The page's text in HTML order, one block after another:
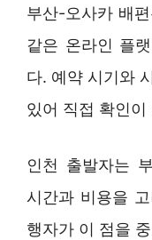
부산-오사카 배
같은 온라인 플
다. 예약 시기와
있어 직접 확인이
인천 출발자는
시간과 비용을
행자가 이 점을